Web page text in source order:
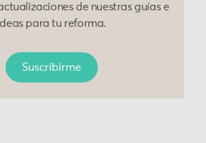
de nuestras guías e
para tu reforma.
Suscribirme